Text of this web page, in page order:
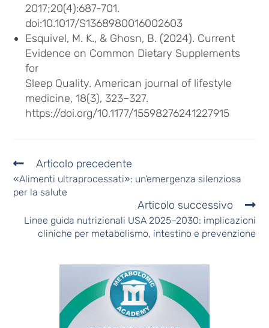
2017;20(4):687-701.
doi:10.1017/S1368980016002603
Esquivel, M. K., & Ghosn, B. (2024). Current
Evidence on Common Dietary Supplements
for
Sleep Quality. American journal of lifestyle
medicine, 18(3), 323–327.
https://doi.org/10.1177/15598276241227915
Articolo precedente
«Alimenti ultraprocessati»: un’emergenza silenziosa
per la salute
Articolo successivo
Linee guida nutrizionali USA 2025–2030: implicazioni
cliniche per metabolismo, intestino e prevenzione